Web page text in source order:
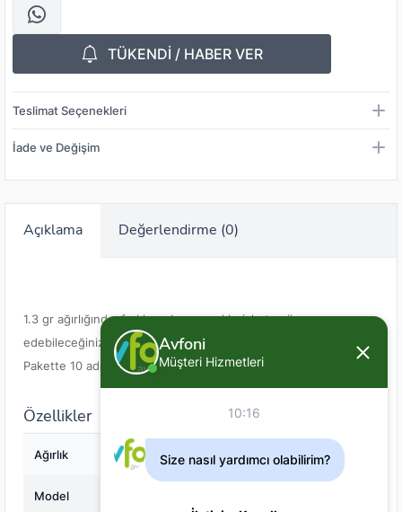
TÜKENDİ / HABER VER
Teslimat Seçenekleri
İade ve Değişim
Açıklama Değerlendirme (0)
1.3 gr ağırlığında, farklı renk seçenekleriyle tercih
edebileceğiniz zokalı iğne ve jigler ie kullanılabilecek kurt yem
Pakette 10 adet
Özellikler
Ağırlık 1.3
Model
Avfoni
Müşteri Hizmetleri
10:16
Size nasıl yardımcı olabilirim?